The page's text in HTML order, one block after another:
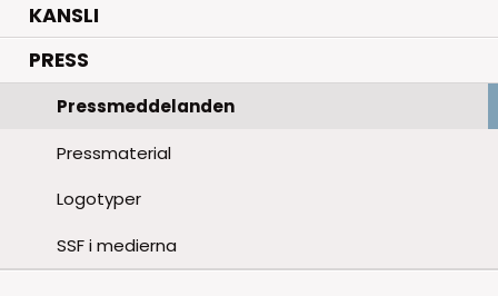
KANSLI
PRESS
Pressmeddelanden
Pressmaterial
Logotyper
SSF i medierna